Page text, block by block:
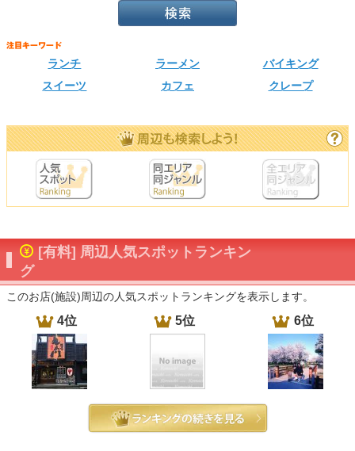
ランチ ラーメン
バイキング
スイーツ
カフェ クレープ
[有料] 周辺人気スポットランキン
グ
このお店(施設)周辺の人気スポットランキングを表示します。
4位 5位 6位